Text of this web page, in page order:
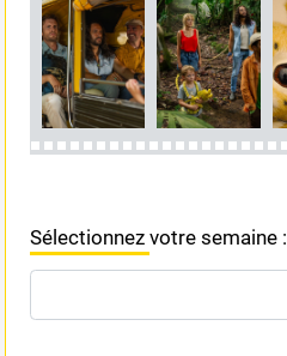
Sélectionnez votre semaine :